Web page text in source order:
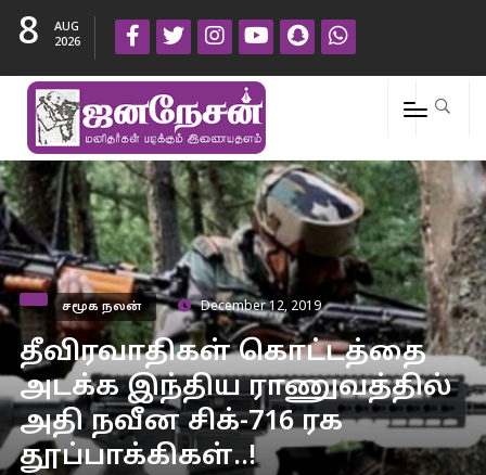
8
AUG
2026
சமூக நலன் December 12, 2019
தீவிரவாதிகள் கொட்டத்தை
அடக்க இந்திய ராணுவத்தில்
அதி நவீன சிக்-716 ரக
தூப்பாக்கிகள்..!